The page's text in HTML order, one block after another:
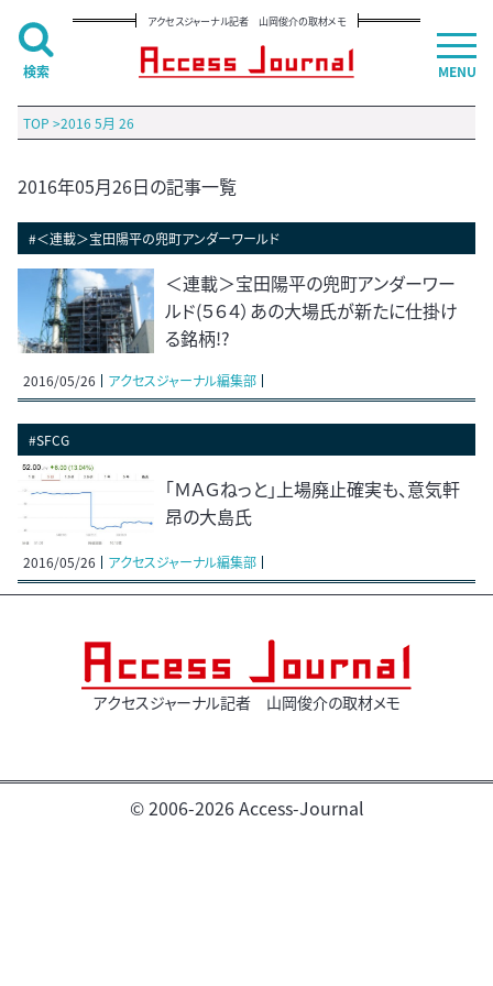
アクセスジャーナル記者 山岡俊介の取材メモ
TOP >2016 5月 26
2016年05月26日の記事一覧
#＜連載＞宝田陽平の兜町アンダーワールド
＜連載＞宝田陽平の兜町アンダーワー
ルド(５６４）あの大場氏が新たに仕掛け
る銘柄!?
2016/05/26 アクセスジャーナル編集部
#SFCG
「ＭＡＧねっと」上場廃止確実も、意気軒
昂の大島氏
2016/05/26 アクセスジャーナル編集部
アクセスジャーナル記者 山岡俊介の取材メモ
© 2006-2026 Access-Journal
MENU
検索